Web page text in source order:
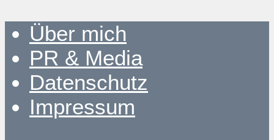
Über mich
PR & Media
Datenschutz
Impressum